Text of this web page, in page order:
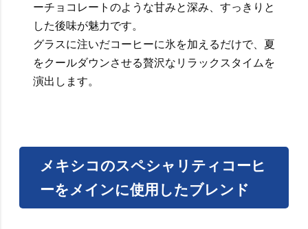
ーチョコレートのような甘みと深み、すっきりと
した後味が魅力です。
グラスに注いだコーヒーに氷を加えるだけで、夏
をクールダウンさせる贅沢なリラックスタイムを
演出します。
メキシコのスペシャリティコーヒ
ーをメインに使用したブレンド